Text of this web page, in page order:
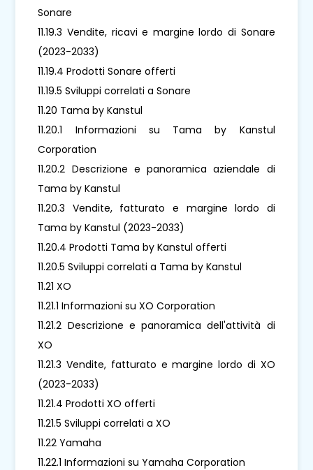
Sonare
11.19.3 Vendite, ricavi e margine lordo di Sonare
(2023-2033)
11.19.4 Prodotti Sonare offerti
11.19.5 Sviluppi correlati a Sonare
11.20 Tama by Kanstul
11.20.1 Informazioni su Tama by Kanstul
Corporation
11.20.2 Descrizione e panoramica aziendale di
Tama by Kanstul
11.20.3 Vendite, fatturato e margine lordo di
Tama by Kanstul (2023-2033)
11.20.4 Prodotti Tama by Kanstul offerti
11.20.5 Sviluppi correlati a Tama by Kanstul
11.21 XO
11.21.1 Informazioni su XO Corporation
11.21.2 Descrizione e panoramica dell'attività di
XO
11.21.3 Vendite, fatturato e margine lordo di XO
(2023-2033)
11.21.4 Prodotti XO offerti
11.21.5 Sviluppi correlati a XO
11.22 Yamaha
11.22.1 Informazioni su Yamaha Corporation